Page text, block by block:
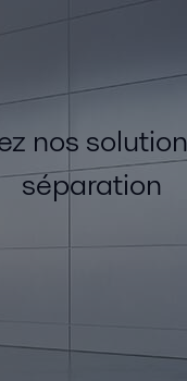
nos
séparation